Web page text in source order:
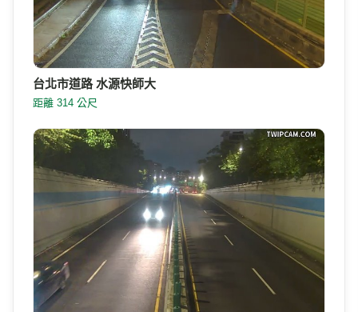
台北市道路 水源快師大
距離 314 公尺